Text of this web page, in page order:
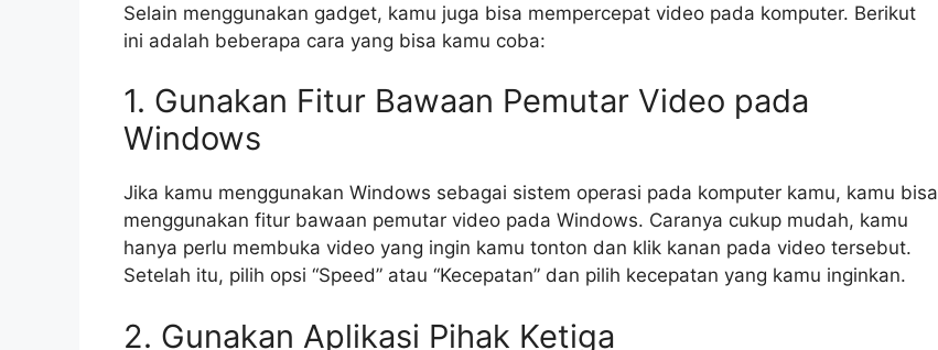
Selain menggunakan gadget, kamu juga bisa mempercepat video pada komputer. Berikut
ini adalah beberapa cara yang bisa kamu coba:
1. Gunakan Fitur Bawaan Pemutar Video pada
Windows
Jika kamu menggunakan Windows sebagai sistem operasi pada komputer kamu, kamu bisa
menggunakan fitur bawaan pemutar video pada Windows. Caranya cukup mudah, kamu
hanya perlu membuka video yang ingin kamu tonton dan klik kanan pada video tersebut.
Setelah itu, pilih opsi “Speed” atau “Kecepatan” dan pilih kecepatan yang kamu inginkan.
2. Gunakan Aplikasi Pihak Ketiga